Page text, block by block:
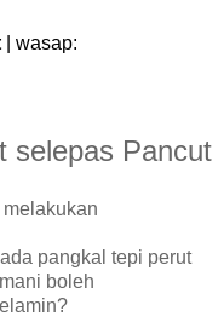
| wasap:
selepas Pancut
pangkal tepi perut
boleh